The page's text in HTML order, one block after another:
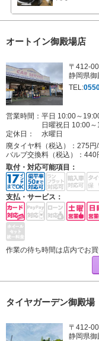
オートイン御殿場店
〒412-
静岡県
TEL:
営業時間：平日 10:00～
日曜祝日 10:00
定休日：
水曜日
廃タイヤ料（税込）： 275円
バルブ交換料（税込）： 440
取付・対応可能項目：
支払・サービス：
作業の待ち時間は店内でお
タイヤガーデン御殿場
〒412-
静岡県